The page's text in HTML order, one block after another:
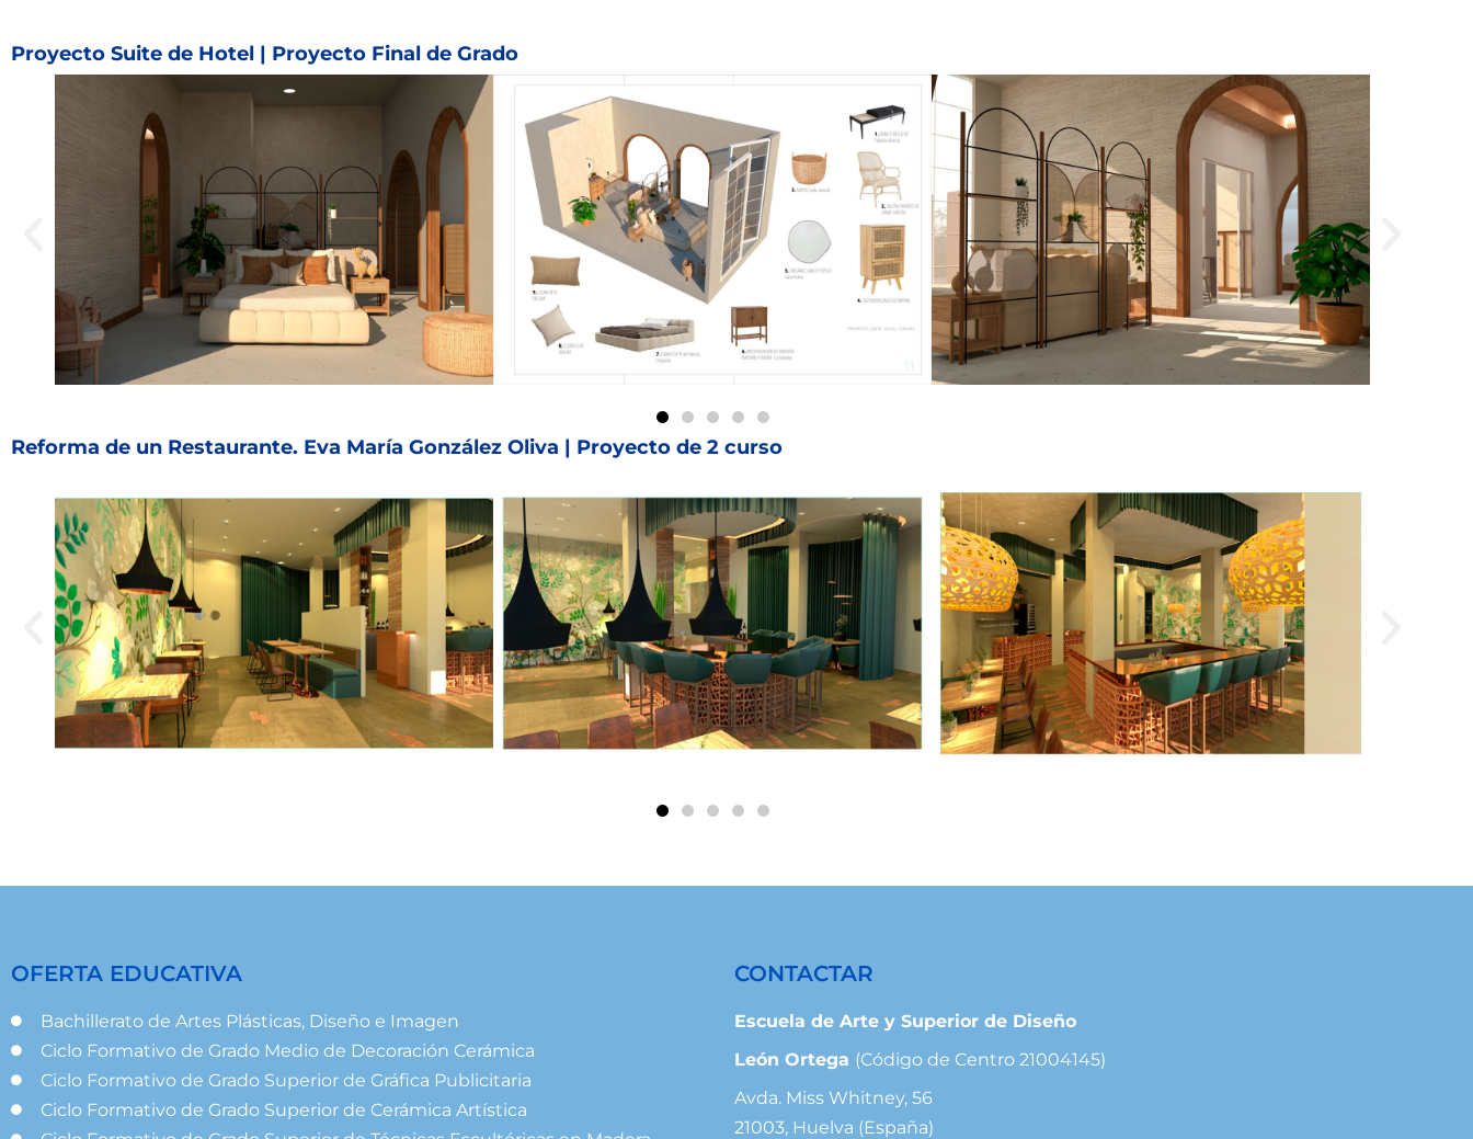
Proyecto Suite de Hotel | Proyecto Final de Grado
Reforma de un Restaurante. Eva María González Oliva | Proyecto de 2 curso
OFERTA EDUCATIVA
Bachillerato de Artes Plásticas, Diseño e Imagen
Ciclo Formativo de Grado Medio de Decoración Cerámica
Ciclo Formativo de Grado Superior de Gráfica Publicitaria
Ciclo Formativo de Grado Superior de Cerámica Artística
CONTACTAR
Escuela de Arte y Superior de Diseño
León Ortega (Código de Centro 21004145)
Avda. Miss Whitney, 56
21003, Huelva (España)